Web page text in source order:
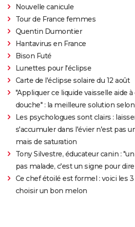
Nouvelle canicule
Tour de France femmes
Quentin Dumontier
Hantavirus en France
Bison Futé
Lunettes pour l'éclipse
Carte de l'éclipse solaire du 12 août
"Appliquer ce liquide vaisselle aide
douche" : la meilleure solution
Les psychologues sont clairs :
s'accumuler dans l'évier n'est pas
mais de saturation
Tony Silvestre, éducateur canin :
pas malade, c'est un signe pour
Ce chef étoilé est formel : voici les
choisir un bon melon